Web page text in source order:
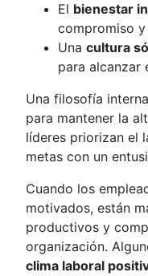
El bienestar
compromiso
Unacultura
para alcanzar
Una filosofía
para mantener la
líderes priorizan el
metas con un
Cuando los
motivados, están
productivos y
organización.
clima laboral